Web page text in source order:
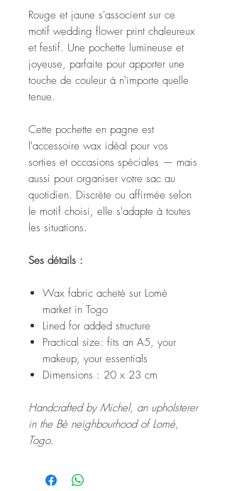
Rouge et jaune s'associent sur ce
motif wedding flower print chaleureux
et festif. Une pochette lumineuse et
joyeuse, parfaite pour apporter une
touche de couleur à n'importe quelle
tenue.
Cette pochette en pagne est
l'accessoire wax idéal pour vos
sorties et occasions spéciales — mais
aussi pour organiser votre sac au
quotidien. Discrète ou affirmée selon
le motif choisi, elle s'adapte à toutes
les situations.
Ses détails :
Wax fabric acheté sur Lomé
market in Togo
Lined for added structure
Practical size: fits an A5, your
makeup, your essentials
Dimensions : 20 x 23 cm
Handcrafted by Michel, an upholsterer
in the Bè neighbourhood of Lomé,
Togo.